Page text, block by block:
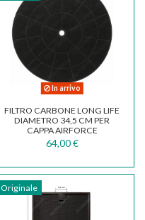
In arrivo
FILTRO CARBONE LONG LIFE
DIAMETRO 34,5 CM PER
CAPPA AIRFORCE
AFCFCACRI
64,00 €
Originale